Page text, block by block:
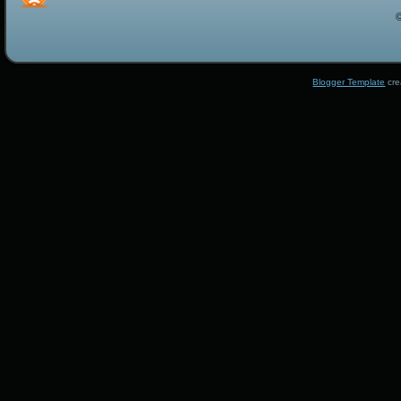
Blogger Template